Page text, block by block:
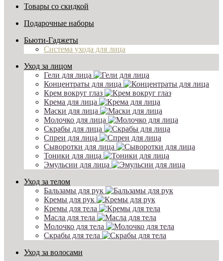
Товары со скидкой
Подарочные наборы
Бьюти-Гаджеты
Система ухода для лица
Уход за лицом
Гели для лица
Концентраты для лица
Крем вокруг глаз
Крема для лица
Маски для лица
Молочко для лица
Скрабы для лица
Спреи для лица
Сыворотки для лица
Тоники для лица
Эмульсии для лица
Уход за телом
Бальзамы для рук
Кремы для рук
Кремы для тела
Масла для тела
Молочко для тела
Скрабы для тела
Уход за волосами